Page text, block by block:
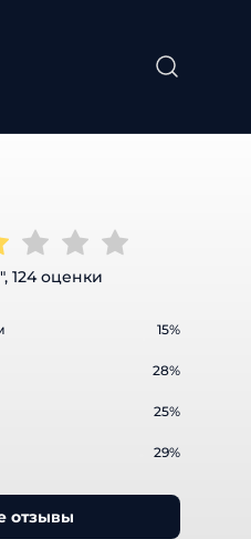
оценки
15%
28%
25%
29%
отзывы